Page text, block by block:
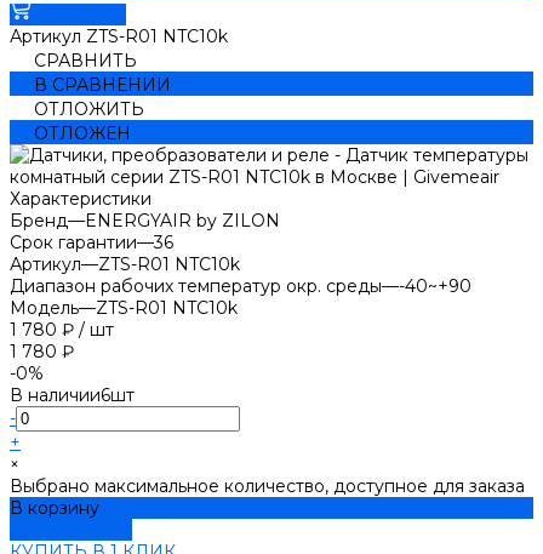
Артикул ZTS-R01 NTC10k
СРАВНИТЬ
В СРАВНЕНИИ
ОТЛОЖИТЬ
ОТЛОЖЕН
Характеристики
Бренд—ENERGYAIR by ZILON
Срок гарантии—36
Артикул—ZTS-R01 NTC10k
Диапазон рабочих температур окр. среды—-40~+90
Модель—ZTS-R01 NTC10k
1 780 ₽ / шт
1 780 ₽
-0%
В наличии6шт
-
+
×
Выбрано максимальное количество, доступное для заказа
В корзину